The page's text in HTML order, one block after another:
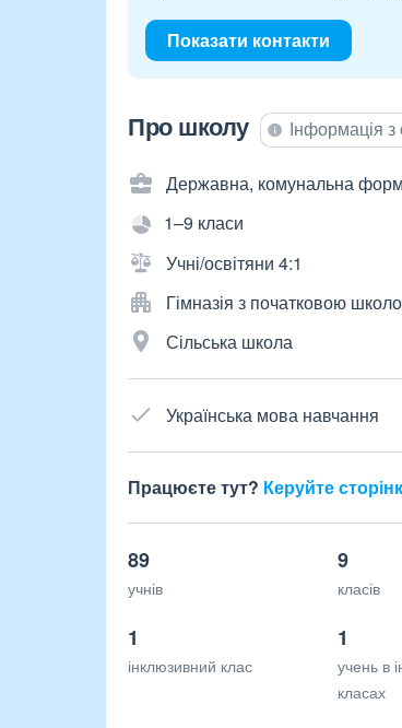
Показати контакти
Про школу Інформація
Державна, комунальна
1–9 класи
Учні/освітяни 4:1
Гімназія з початковою
Сільська школа
Українська мова навчання
Працюєте тут? Керуйте
89
учнів
9
класів
1
інклюзивний клас
1
учень в
класах